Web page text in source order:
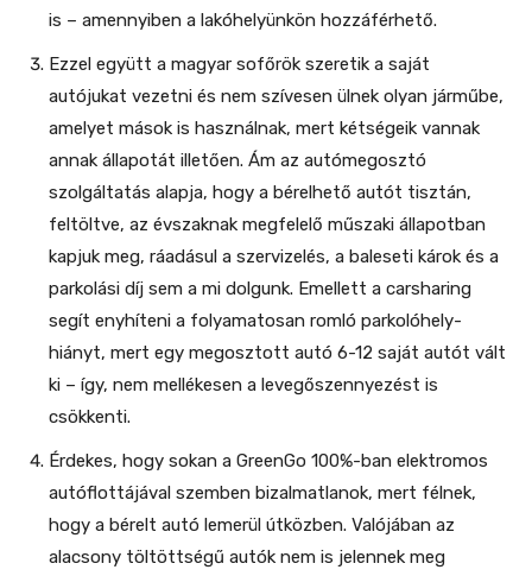
is – amennyiben a lakóhelyünkön hozzáférhető.
Ezzel együtt a magyar sofőrök szeretik a saját
autójukat vezetni és nem szívesen ülnek olyan járműbe,
amelyet mások is használnak, mert kétségeik vannak
annak állapotát illetően. Ám az autómegosztó
szolgáltatás alapja, hogy a bérelhető autót tisztán,
feltöltve, az évszaknak megfelelő műszaki állapotban
kapjuk meg, ráadásul a szervizelés, a baleseti károk és a
parkolási díj sem a mi dolgunk. Emellett a carsharing
segít enyhíteni a folyamatosan romló parkolóhely-
hiányt, mert egy megosztott autó 6-12 saját autót vált
ki – így, nem mellékesen a levegőszennyezést is
csökkenti.
Érdekes, hogy sokan a GreenGo 100%-ban elektromos
autóflottájával szemben bizalmatlanok, mert félnek,
hogy a bérelt autó lemerül útközben. Valójában az
alacsony töltöttségű autók nem is jelennek meg